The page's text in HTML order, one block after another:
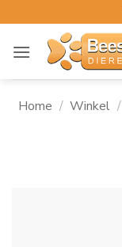
naar
inhoud
Home / Winkel /